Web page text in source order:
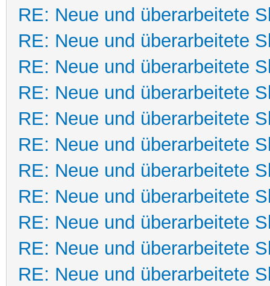
RE: Neue und überarbeitete
RE: Neue und überarbeitete
RE: Neue und überarbeitete
RE: Neue und überarbeitete
RE: Neue und überarbeitete
RE: Neue und überarbeitete
RE: Neue und überarbeitete
RE: Neue und überarbeitete
RE: Neue und überarbeitete
RE: Neue und überarbeitete
RE: Neue und überarbeitete